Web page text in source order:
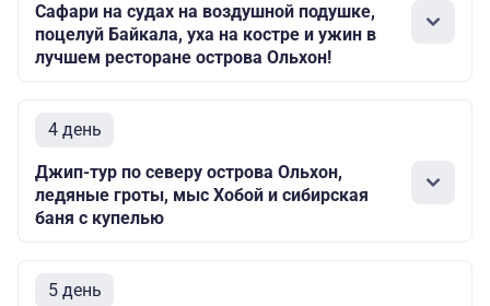
Сафари на судах на воздушной подушке,
поцелуй Байкала, уха на костре и ужин в
лучшем ресторане острова Ольхон!
4 день
Джип-тур по северу острова Ольхон,
ледяные гроты, мыс Хобой и сибирская
баня с купелью
5 день